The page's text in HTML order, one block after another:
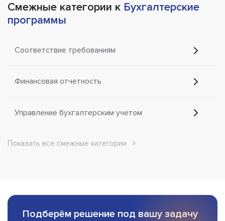
Смежные категории к Бухгалтерские
программы
Соответствие требованиям
Финансовая отчетность
Управление бухгалтерским учетом
Показать все смежные категории
Подберём решение под вашу задачу